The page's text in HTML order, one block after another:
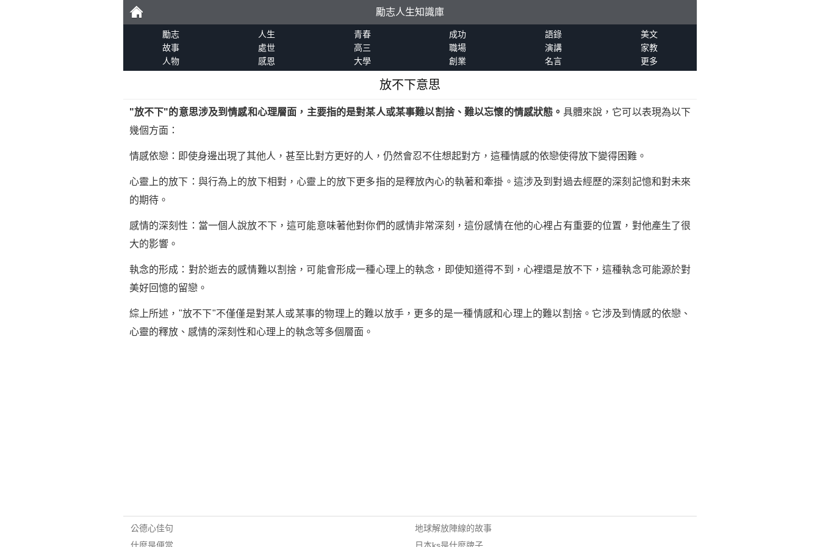
勵
勵志人生知識庫
勵志 人生 青春 成功 語錄
美文
故事
處世 高三 職場 演講
家教
人物
感恩 大學 創業 名言 更多
放不下意思
"放不下"的意思涉及到情感和心理層面，主要指的是對某人或某事難以割捨、難以忘懷的情感狀態。 具體來說，它可以表現為以下
幾個方面：
情感依戀：即使身邊出現了其他人，甚至比對方更好的人，仍然會忍不住想起對方，這種情感的依戀使得放下變得困難。
心靈上的放下：與行為上的放下相對，心靈上的放下更多指的是釋放內心的執著和牽掛。這涉及到對過去經歷的深刻記憶和對未來
的期待。
感情的深刻性：當一個人說放不下，這可能意味著他對你們的感情非常深刻，這份感情在他的心裡占有重要的位置，對他產生了很
大的影響。
執念的形成：對於逝去的感情難以割捨，可能會形成一種心理上的執念，即使知道得不到，心裡還是放不下，這種執念可能源於對
美好回憶的留戀。
綜上所述，"放不下"不僅僅是對某人或某事的物理上的難以放手，更多的是一種情感和心理上的難以割捨。它涉及到情感的依戀、
心靈的釋放、感情的深刻性和心理上的執念等多個層面。
公德心佳句
地球解放陣線的故事